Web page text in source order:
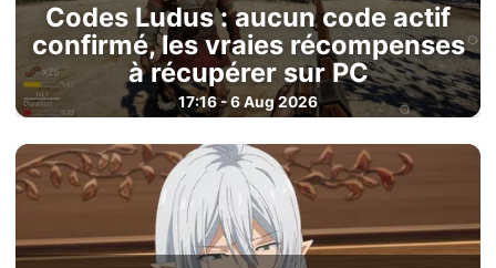
Codes Ludus : aucun code actif
confirmé, les vraies récompenses
à récupérer sur PC
17:16 - 6 Aug 2026